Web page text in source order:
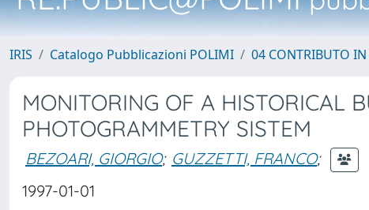
IRIS Catalogo Pubblicazioni POLIMI 04 CONTRIBUTO
MONITORING OF A HISTORICAL
PHOTOGRAMMETRY SISTEM
BEZOARI, GIORGIO; GUZZETTI, FRANCO;
1997-01-01